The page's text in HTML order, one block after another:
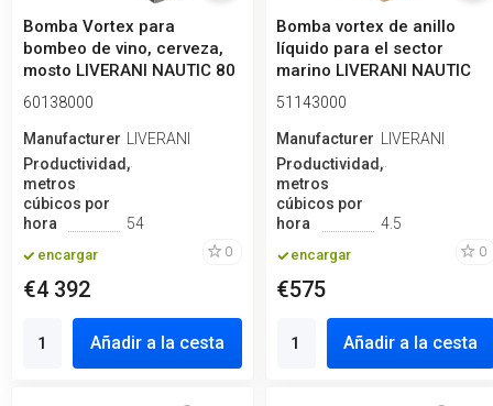
Bomba Vortex para
bombeo de vino, cerveza,
mosto LIVERANI NAUTIC 80
Inox, 900...
60138000
ManufactureroLIVERANI
Productividad,
metros
cúbicos por
hora
54
encargar 0
€4 392
Añadir a la cesta
Bomba vortex de anillo
líquido para el sector
marino LIVERANI NAUTIC
30 F, 75...
51143000
ManufactureroLIVERANI
Productividad,
metros
cúbicos por
hora
4.5
encargar 0
€575
Añadir a la cesta